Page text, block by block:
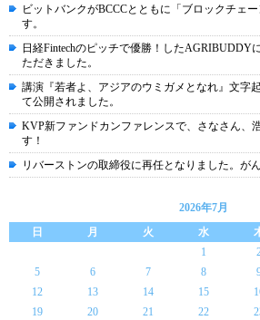
ビットバンクがBCCCとともに「ブロックチェ
す。
日経Fintechのピッチで優勝！したAGRIBUDDY
ただきました。
講演『若者よ、アジアのウミガメとなれ』文字
て公開されました。
KVP新ファンドカンファレンスで、さなさん、
す！
リバーストンの取締役に再任となりました。がん
2026年7月
日
月 火 水
1
5
6 7 8
12
13 14 15
19
20 21 22